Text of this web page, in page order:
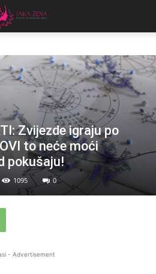
Zvijezde igraju po
to neće moći
pokušaju!
1095 0
- Advertisement